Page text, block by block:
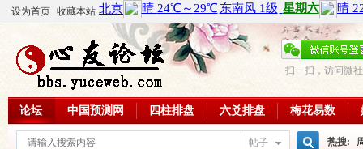
设为首页 收藏本站
扫一扫，访问微
论坛 中国预测网 四柱排盘 六爻排盘 梅花易数
帖子 热搜: